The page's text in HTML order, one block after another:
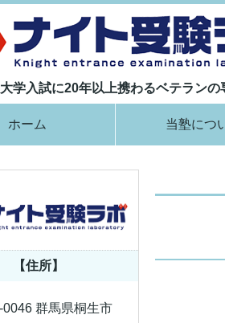
大学入試に20年以上携わるベテラン
ホーム 当塾につ
【住所】
0046 群馬県桐生市